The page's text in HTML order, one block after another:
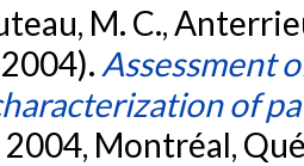
M. C.,
Assessment
of
2004, Montréal,